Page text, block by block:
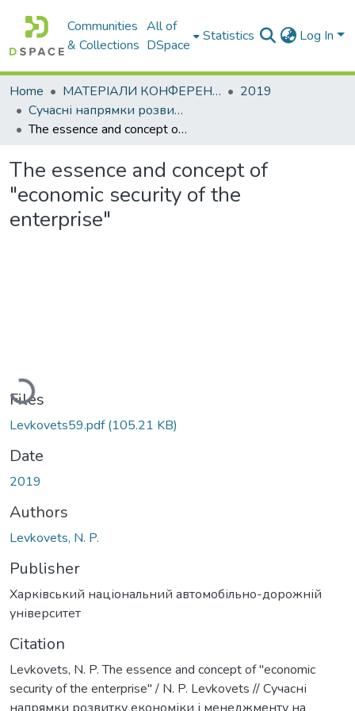
Communities
& Collections
All of
DSpace
Statistics Log In
Home МАТЕРІАЛИ КОНФЕРЕНЦІЙ
2019
Сучасні напрямки розвитку економіки і менеджменту на підприємствах України
The essence and concept of "economic security of the enterprise"
The essence and concept of
"economic security of the
enterprise"
Files
Levkovets59.pdf(105.21 KB)
Date
2019
Authors
Levkovets, N. P.
Publisher
Харківський національний автомобільно-дорожній
університет
Citation
Levkovets, N. P. The essence and concept of "economic
security of the enterprise" / N. P. Levkovets // Сучасні